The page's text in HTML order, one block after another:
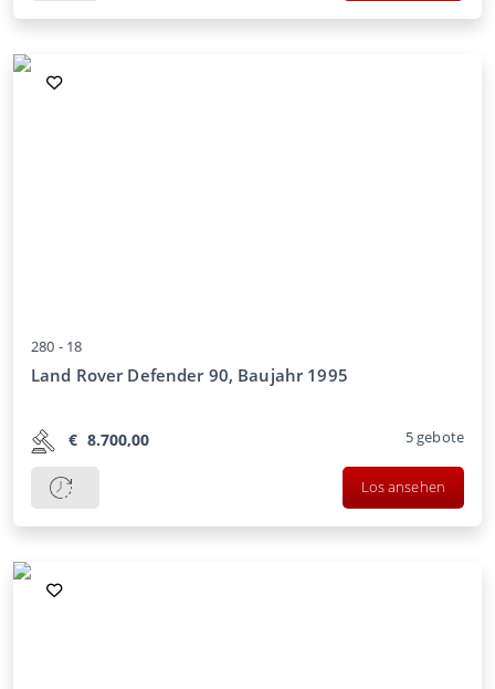
280 - 18
Land Rover Defender 90, Baujahr 1995
€ 8.700,00 5gebote
Los ansehen